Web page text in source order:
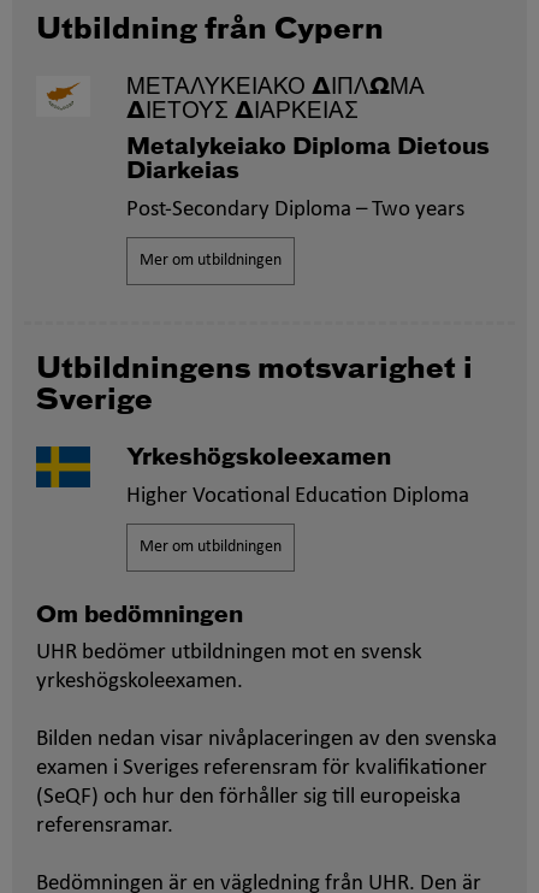
Utbildning från Cypern
ΜΕΤΑΛΥΚΕΙΑΚΟ ΔΙΠΛΩΜΑ
ΔΙΕΤΟΥΣ ΔΙΑΡΚΕΙΑΣ
Metalykeiako Diploma Dietous
Diarkeias
Post-Secondary Diploma – Two years
Mer om utbildningen
Utbildningens motsvarighet i
Sverige
Yrkeshögskoleexamen
Higher Vocational Education Diploma
Mer om utbildningen
Om bedömningen
UHR bedömer utbildningen mot en svensk
yrkeshögskoleexamen.
Bilden nedan visar nivåplaceringen av den svenska
examen i Sveriges referensram för kvalifikationer
(SeQF) och hur den förhåller sig till europeiska
referensramar.
Bedömningen är en vägledning från UHR. Den är